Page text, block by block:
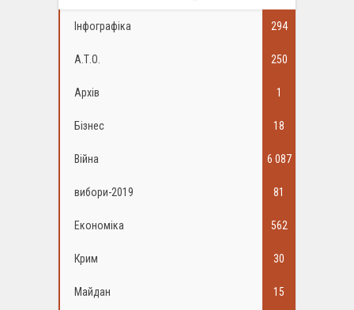
Інфографіка 294
А.Т.О. 250
Архів 1
Бізнес 18
Війна 6 087
вибори-2019 81
Економіка 562
Крим 30
Майдан 15